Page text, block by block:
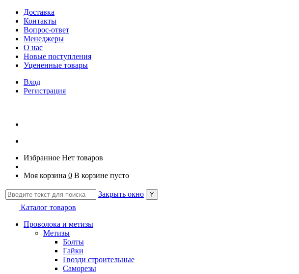
Доставка
Контакты
Вопрос-ответ
Менеджеры
О нас
Новые поступления
Уцененные товары
Вход
Регистрация
Избранное Нет товаров
Моя корзина 0 В корзине пусто
Закрыть окно
Каталог товаров
Проволока и метизы
Метизы
Болты
Гайки
Гвозди строительные
Саморезы